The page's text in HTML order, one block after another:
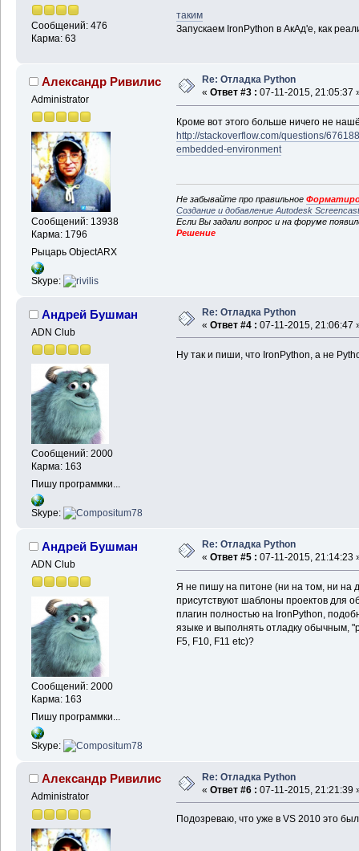
Сообщений: 476
Карма: 63
таким
Запускаем IronPython в АкАд'е, как
Александр Ривилис
Administrator
Сообщений: 13938
Карма: 1796
Рыцарь ObjectARX
Skype:
Re: Отладка Python
« Ответ #3 : 07-11-2015, 21:05:37
Кроме вот этого больше ничего не
http://stackoverflow.com/questions/
embedded-environment
Не забывайте про правильное
Создание и добавление Autodesk
Если Вы задали вопрос и на форуме
Решение
Андрей Бушман
ADN Club
Сообщений: 2000
Карма: 163
Пишу программки...
Skype:
Re: Отладка Python
« Ответ #4 : 07-11-2015, 21:06:47
Ну так и пиши, что IronPython, а не
Андрей Бушман
ADN Club
Сообщений: 2000
Карма: 163
Пишу программки...
Skype:
Re: Отладка Python
« Ответ #5 : 07-11-2015, 21:14:23
Я не пишу на питоне (ни на том, ни на
присутствуют шаблоны проектов для
плагин полностью на IronPython,
языке и выполнять отладку обычным,
F5, F10, F11 etc)?
Александр Ривилис
Administrator
Re: Отладка Python
« Ответ #6 : 07-11-2015, 21:21:39
Подозреваю, что уже в VS 2010 это